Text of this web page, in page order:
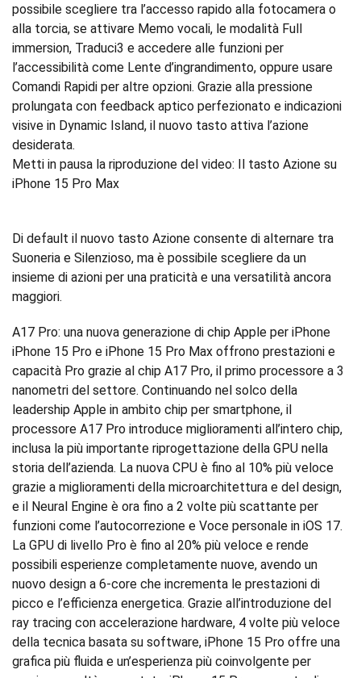
possibile scegliere tra l’accesso rapido alla fotocamera o
alla torcia, se attivare Memo vocali, le modalità Full
immersion, Traduci3 e accedere alle funzioni per
l’accessibilità come Lente d’ingrandimento, oppure usare
Comandi Rapidi per altre opzioni. Grazie alla pressione
prolungata con feedback aptico perfezionato e indicazioni
visive in Dynamic Island, il nuovo tasto attiva l’azione
desiderata.
Metti in pausa la riproduzione del video: Il tasto Azione su
iPhone 15 Pro Max
Di default il nuovo tasto Azione consente di alternare tra
Suoneria e Silenzioso, ma è possibile scegliere da un
insieme di azioni per una praticità e una versatilità ancora
maggiori.
A17 Pro: una nuova generazione di chip Apple per iPhone
iPhone 15 Pro e iPhone 15 Pro Max offrono prestazioni e
capacità Pro grazie al chip A17 Pro, il primo processore a 3
nanometri del settore. Continuando nel solco della
leadership Apple in ambito chip per smartphone, il
processore A17 Pro introduce miglioramenti all’intero chip,
inclusa la più importante riprogettazione della GPU nella
storia dell’azienda. La nuova CPU è fino al 10% più veloce
grazie a miglioramenti della microarchitettura e del design,
e il Neural Engine è ora fino a 2 volte più scattante per
funzioni come l’autocorrezione e Voce personale in iOS 17.
La GPU di livello Pro è fino al 20% più veloce e rende
possibili esperienze completamente nuove, avendo un
nuovo design a 6-core che incrementa le prestazioni di
picco e l’efficienza energetica. Grazie all’introduzione del
ray tracing con accelerazione hardware, 4 volte più veloce
della tecnica basata su software, iPhone 15 Pro offre una
grafica più fluida e un’esperienza più coinvolgente per